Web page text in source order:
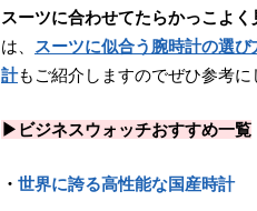
スーツに合わせてたらかっこよ
は、 スーツに似合う腕時計の選び
計もご紹介しますのでぜひ参考に
▶ビジネスウォッチおすすめ一覧
・ 世界に誇る高性能な国産時計